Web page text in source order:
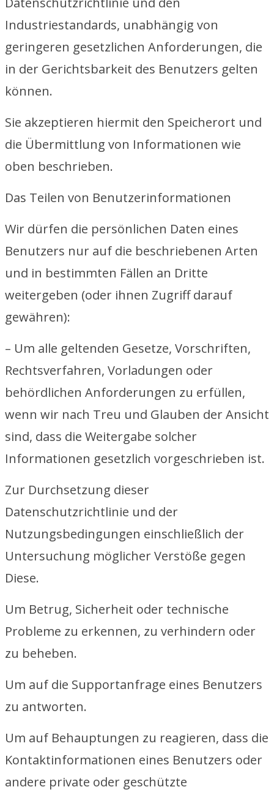
Industriestandards, unabhängig von
geringeren gesetzlichen Anforderungen, die
in der Gerichtsbarkeit des Benutzers gelten
können.
Sie akzeptieren hiermit den Speicherort und
die Übermittlung von Informationen wie
oben beschrieben.
Das Teilen von Benutzerinformationen
Wir dürfen die persönlichen Daten eines
Benutzers nur auf die beschriebenen Arten
und in bestimmten Fällen an Dritte
weitergeben (oder ihnen Zugriff darauf
gewähren):
– Um alle geltenden Gesetze, Vorschriften,
Rechtsverfahren, Vorladungen oder
behördlichen Anforderungen zu erfüllen,
wenn wir nach Treu und Glauben der Ansicht
sind, dass die Weitergabe solcher
Informationen gesetzlich vorgeschrieben ist.
Zur Durchsetzung dieser
Datenschutzrichtlinie und der
Nutzungsbedingungen einschließlich der
Untersuchung möglicher Verstöße gegen
Diese.
Um Betrug, Sicherheit oder technische
Probleme zu erkennen, zu verhindern oder
zu beheben.
Um auf die Supportanfrage eines Benutzers
zu antworten.
Um auf Behauptungen zu reagieren, dass die
Kontaktinformationen eines Benutzers oder
andere private oder geschützte